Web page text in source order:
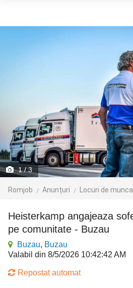
1/ 3
Romjob Anunțuri Locuri de munca
Heisterkamp angajeaza soferi TIR profesionisti
pe comunitate - Buzau
Buzau, Buzau
Valabil din 8/5/2026 10:42:42 AM
Repostat automat